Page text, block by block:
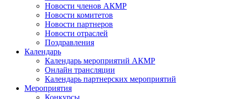
Новости членов АКМР
Новости комитетов
Новости партнеров
Новости отраслей
Поздравления
Календарь
Календарь мероприятий АКМР
Онлайн трансляции
Календарь партнерских мероприятий
Мероприятия
Конкурсы